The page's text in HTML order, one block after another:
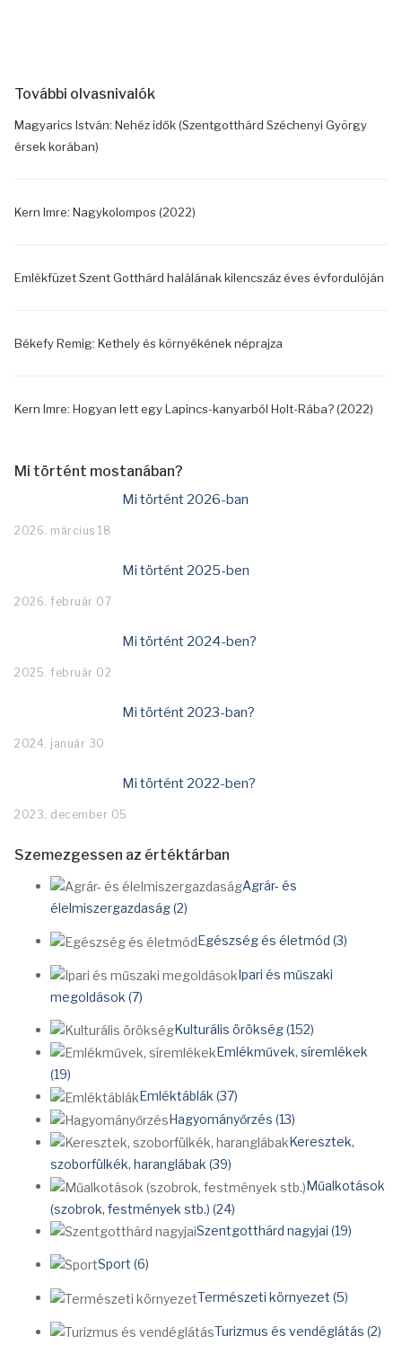
További olvasnivalók
Magyarics István: Nehéz idők (Szentgotthárd Széchenyi György
érsek korában)
Kern Imre: Nagykolompos (2022)
Emlékfüzet Szent Gotthárd halálának kilencszáz éves évfordulóján
Békefy Remig: Kethely és környékének néprajza
Kern Imre: Hogyan lett egy Lapincs-kanyarból Holt-Rába? (2022)
Mi történt mostanában?
Mi történt 2026-ban
2026. március 18
Mi történt 2025-ben
2026. február 07
Mi történt 2024-ben?
2025. február 02
Mi történt 2023-ban?
2024. január 30
Mi történt 2022-ben?
2023. december 05
Szemezgessen az értéktárban
Agrár- és
élelmiszergazdaság (2)
Egészség és életmód (3)
Ipari és műszaki
megoldások (7)
Kulturális örökség (152)
Emlékművek, síremlékek
(19)
Emléktáblák (37)
Hagyományőrzés (13)
Keresztek,
szoborfülkék, haranglábak (39)
Műalkotások
(szobrok, festmények stb.) (24)
Szentgotthárd nagyjai (19)
Sport (6)
Természeti környezet (5)
Turizmus és vendéglátás (2)